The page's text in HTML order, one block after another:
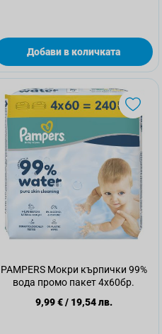
Добави в количката
PAMPERS Мокри кърпички 99%
вода промо пакет 4х60бр.
9,99 €/ 19,54 лв.